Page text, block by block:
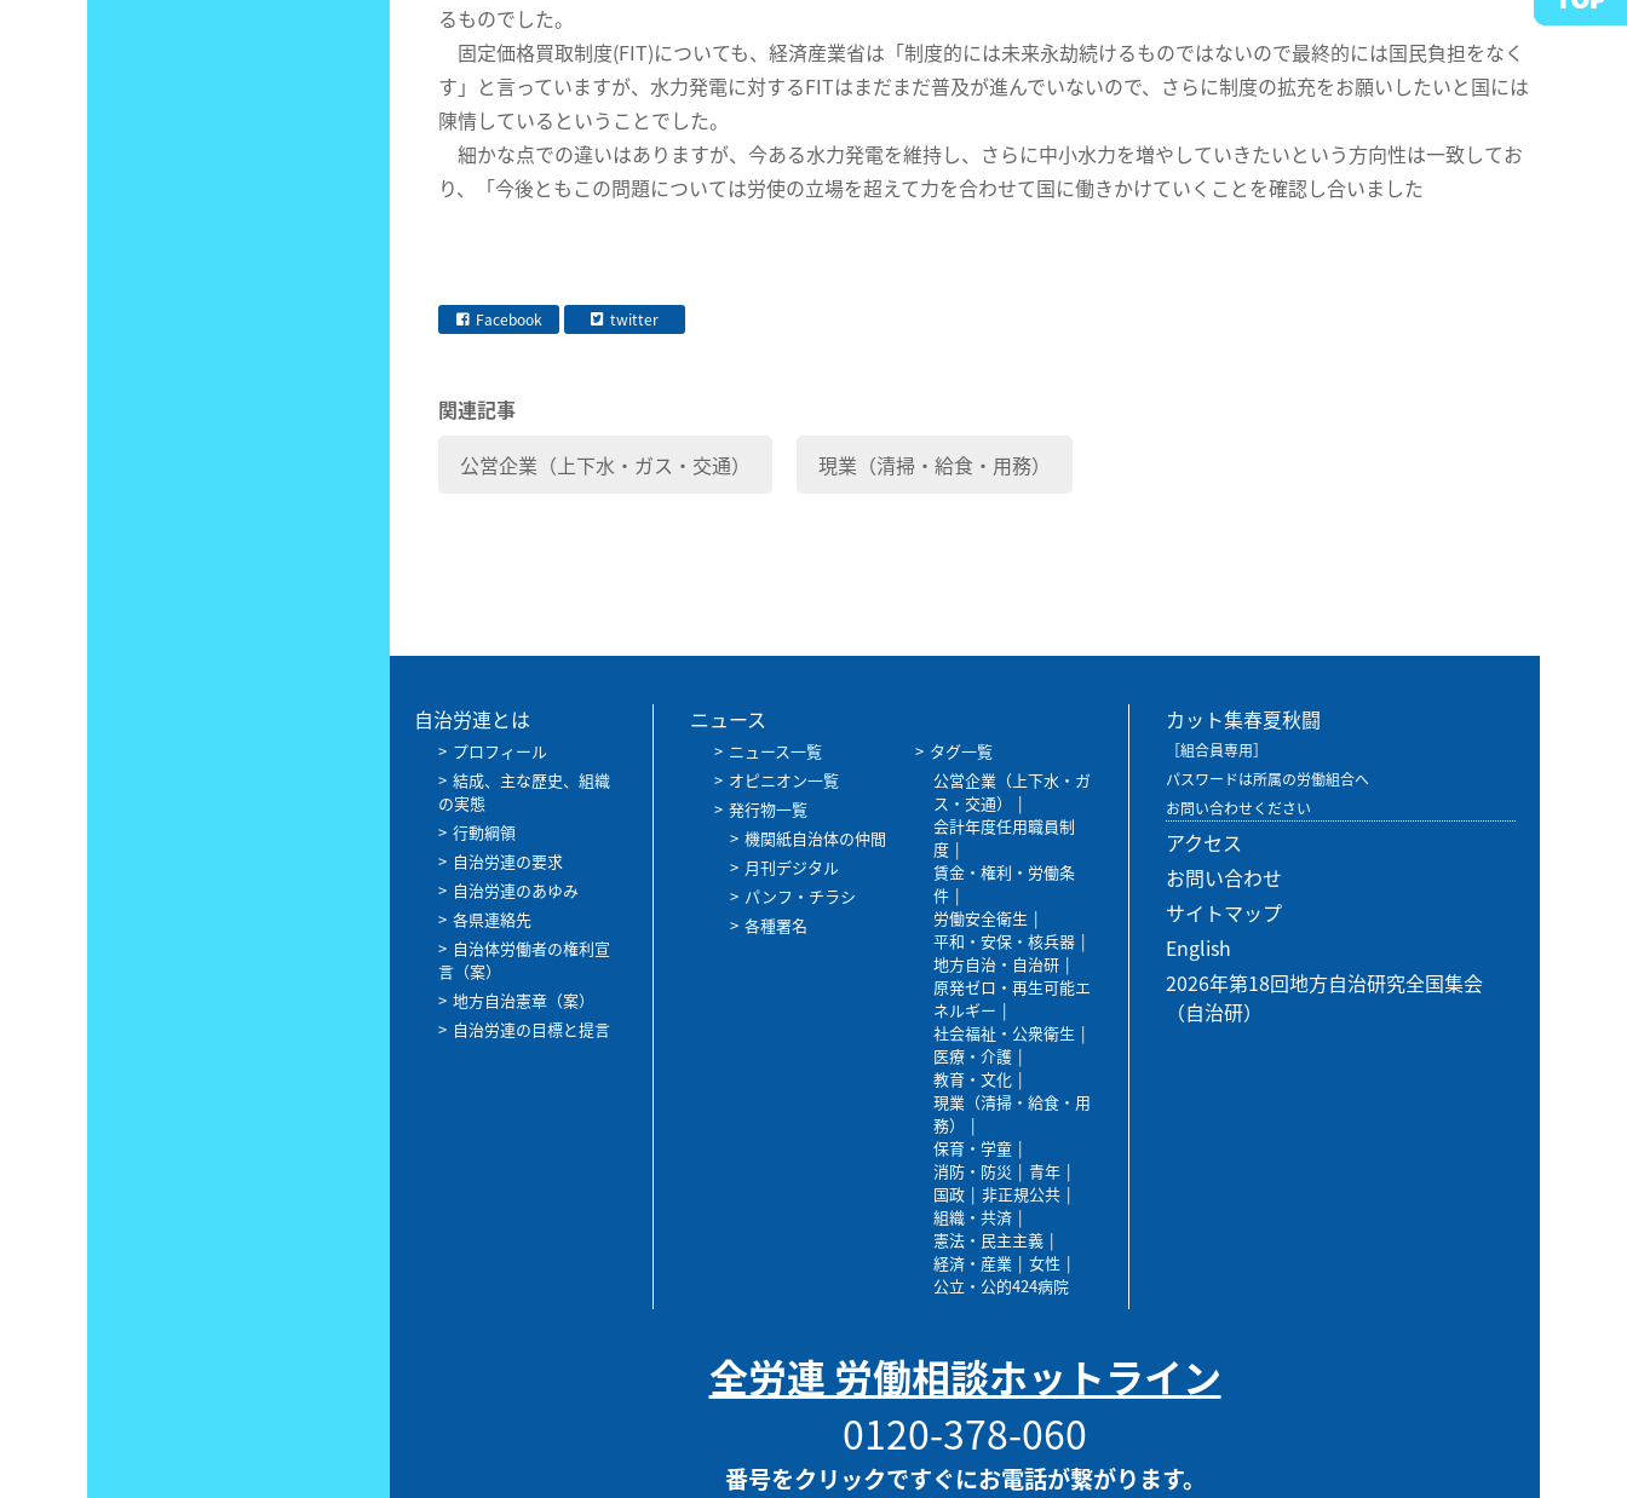
るものでした。
固定価格買取制度(FIT)についても、経済産業省は「制度的には未来永劫続けるものではないので最終的には国民負担をなく
す」と言っていますが、水力発電に対するFITはまだまだ普及が進んでいないので、さらに制度の拡充をお願いしたいと国には
陳情しているということでした。
細かな点での違いはありますが、今ある水力発電を維持し、さらに中小水力を増やしていきたいという方向性は一致してお
り、「今後ともこの問題については労使の立場を超えて力を合わせて国に働きかけていくことを確認し合いました
Facebook twitter
関連記事
公営企業（上下水・ガス・交通）
現業（清掃・給食・用務）
自治労連とは
プロフィール
結成、主な歴史、組織
の実態
行動綱領
自治労連の要求
自治労連のあゆみ
各県連絡先
自治体労働者の権利宣
言（案）
地方自治憲章（案）
自治労連の目標と提言
ニュース
ニュース一覧
オピニオン一覧
発行物一覧
機関紙自治体の仲間
月刊デジタル
パンフ・チラシ
各種署名
タグ一覧
公営企業（上下水・ガ
ス・交通）
会計年度任用職員制
度
賃金・権利・労働条
件
労働安全衛生
平和・安保・核兵器
地方自治・自治研
原発ゼロ・再生可能エ
ネルギー
社会福祉・公衆衛生
医療・介護
教育・文化
現業（清掃・給食・用
務）
保育・学童
消防・防災
青年
国政
非正規公共
組織・共済
憲法・民主主義
経済・産業
女性
公立・公的424病院
カット集春夏秋闘
［組合員専用］
パスワードは所属の労働組合へ
お問い合わせください
アクセス
お問い合わせ
サイトマップ
English
2026年第18回地方自治研究全国集会
（自治研）
全労連 労働相談ホットライン
0120-378-060
番号をクリックですぐにお電話が繋がります。